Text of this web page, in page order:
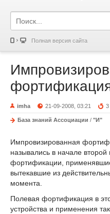
Полная версия сайта
imha 21-09-2008, 03:21 3
База знаний Ассоциации / "И"
Импровизированная
назывались в начале
фортификации,
вытекавшие из
момента.
Полевая фортификация в
устройства и применения